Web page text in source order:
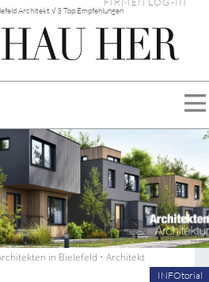
Architekt √ 3 Top Empfehlungen
in Bielefeld • Architekt
INFOtorial